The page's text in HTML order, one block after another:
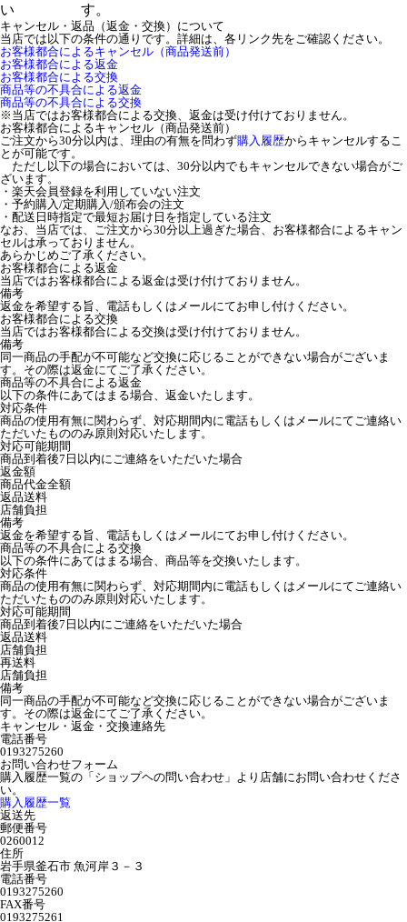
い
す。
キャンセル・返品（返金・交換）について
当店では以下の条件の通りです。詳細は、各リンク先をご確認ください。
お客様都合によるキャンセル（商品発送前）
お客様都合による返金
お客様都合による交換
商品等の不具合による返金
商品等の不具合による交換
※当店ではお客様都合による交換、返金は受け付けておりません。
お客様都合によるキャンセル（商品発送前）
ご注文から30分以内は、理由の有無を問わず購入履歴からキャンセルするこ
とが可能です。
ただし以下の場合においては、30分以内でもキャンセルできない場合がご
ざいます。
・楽天会員登録を利用していない注文
・予約購入/定期購入/頒布会の注文
・配送日時指定で最短お届け日を指定している注文
なお、当店では、ご注文から30分以上過ぎた場合、お客様都合によるキャン
セルは承っておりません。
あらかじめご了承ください。
お客様都合による返金
当店ではお客様都合による返金は受け付けておりません。
備考
返金を希望する旨、電話もしくはメールにてお申し付けください。
お客様都合による交換
当店ではお客様都合による交換は受け付けておりません。
備考
同一商品の手配が不可能など交換に応じることができない場合がございま
す。その際は返金にてご了承ください。
商品等の不具合による返金
以下の条件にあてはまる場合、返金いたします。
対応条件
商品の使用有無に関わらず、対応期間内に電話もしくはメールにてご連絡い
ただいたもののみ原則対応いたします。
対応可能期間
商品到着後7日以内にご連絡をいただいた場合
返金額
商品代金全額
返品送料
店舗負担
備考
返金を希望する旨、電話もしくはメールにてお申し付けください。
商品等の不具合による交換
以下の条件にあてはまる場合、商品等を交換いたします。
対応条件
商品の使用有無に関わらず、対応期間内に電話もしくはメールにてご連絡い
ただいたもののみ原則対応いたします。
対応可能期間
商品到着後7日以内にご連絡をいただいた場合
返品送料
店舗負担
再送料
店舗負担
備考
同一商品の手配が不可能など交換に応じることができない場合がございま
す。その際は返金にてご了承ください。
キャンセル・返金・交換連絡先
電話番号
0193275260
お問い合わせフォーム
購入履歴一覧の「ショップヘの問い合わせ」より店舗にお問い合わせくださ
い。
購入履歴一覧
返送先
郵便番号
0260012
住所
岩手県釜石市 魚河岸３－３
電話番号
0193275260
FAX番号
0193275261